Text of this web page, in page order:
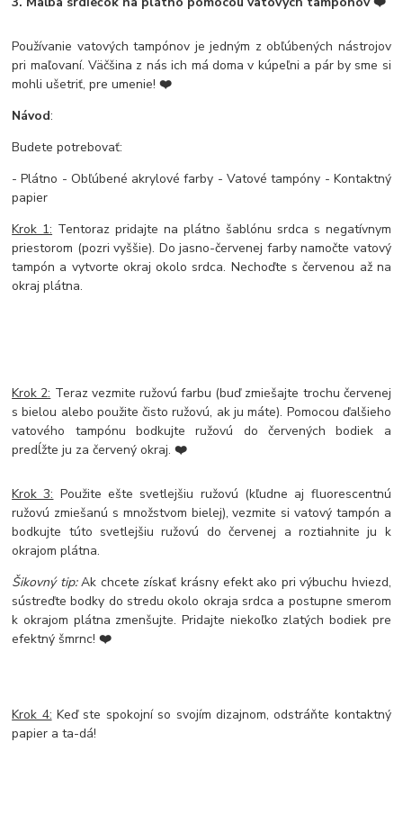
Používanie vatových tampónov je jedným z obľúbených nástrojov
pri maľovaní. Väčšina z nás ich má doma v kúpeľni a pár by sme si
mohli ušetriť, pre umenie!❤️
Návod:
Budete potrebovať:
- Plátno - Obľúbené akrylové farby - Vatové tampóny - Kontaktný
papier
Krok 1: Tentoraz pridajte na plátno šablónu srdca s negatívnym
priestorom (pozri vyššie). Do jasno-červenej farby namočte vatový
tampón a vytvorte okraj okolo srdca. Nechoďte s červenou až na
okraj plátna.
Krok 2: Teraz vezmite ružovú farbu (buď zmiešajte trochu červenej
s bielou alebo použite čisto ružovú, ak ju máte). Pomocou ďalšieho
vatového tampónu bodkujte ružovú do červených bodiek a
predĺžte ju za červený okraj.❤️
Krok 3: Použite ešte svetlejšiu ružovú (kľudne aj fluorescentnú
ružovú zmiešanú s množstvom bielej), vezmite si vatový tampón a
bodkujte túto svetlejšiu ružovú do červenej a roztiahnite ju k
okrajom plátna.
Šikovný tip:Ak chcete získať krásny efekt ako pri výbuchu hviezd,
sústreďte bodky do stredu okolo okraja srdca a postupne smerom
k okrajom plátna zmenšujte. Pridajte niekoľko zlatých bodiek pre
efektný šmrnc!❤️
Krok 4: Keď ste spokojní so svojím dizajnom, odstráňte kontaktný
papier a ta-dá!